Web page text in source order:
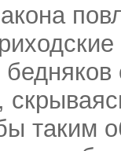
таким